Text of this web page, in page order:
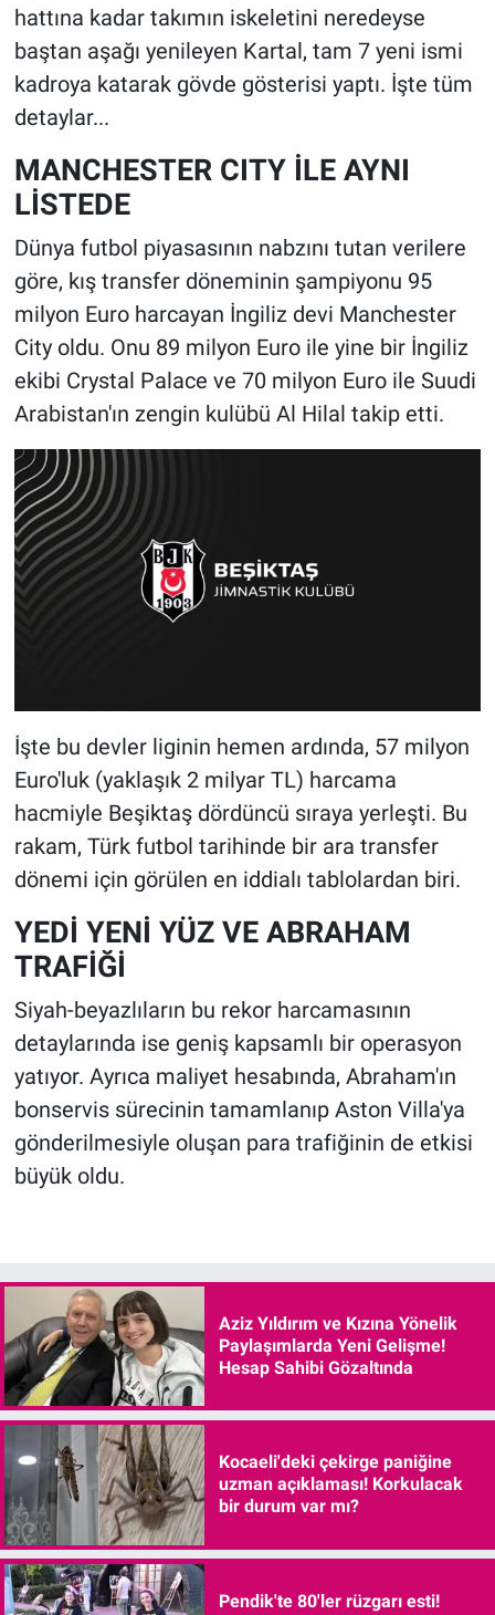
hattına kadar takımın iskeletini neredeyse
baştan aşağı yenileyen Kartal, tam 7 yeni ismi
kadroya katarak gövde gösterisi yaptı. İşte tüm
detaylar...
MANCHESTER CITY İLE AYNI
LİSTEDE
Dünya futbol piyasasının nabzını tutan verilere
göre, kış transfer döneminin şampiyonu 95
milyon Euro harcayan İngiliz devi Manchester
City oldu. Onu 89 milyon Euro ile yine bir İngiliz
ekibi Crystal Palace ve 70 milyon Euro ile Suudi
Arabistan'ın zengin kulübü Al Hilal takip etti.
İşte bu devler liginin hemen ardında, 57 milyon
Euro'luk (yaklaşık 2 milyar TL) harcama
hacmiyle Beşiktaş dördüncü sıraya yerleşti. Bu
rakam, Türk futbol tarihinde bir ara transfer
dönemi için görülen en iddialı tablolardan biri.
YEDİ YENİ YÜZ VE ABRAHAM
TRAFİĞİ
Siyah-beyazlıların bu rekor harcamasının
detaylarında ise geniş kapsamlı bir operasyon
yatıyor. Ayrıca maliyet hesabında, Abraham'ın
bonservis sürecinin tamamlanıp Aston Villa'ya
gönderilmesiyle oluşan para trafiğinin de etkisi
büyük oldu.
Aziz Yıldırım ve Kızına Yönelik
Paylaşımlarda Yeni Gelişme!
Hesap Sahibi Gözaltında
Kocaeli'deki çekirge paniğine
uzman açıklaması! Korkulacak
bir durum var mı?
Pendik'te 80'ler rüzgarı esti!